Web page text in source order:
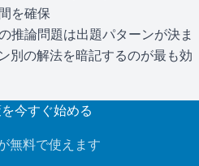
を確保
推論問題は出題パターンが決ま
別の解法を暗記するのが最も効
今すぐ始める
無料で使えます